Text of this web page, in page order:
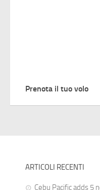
Prenota il tuo volo
ARTICOLI RECENTI
Cebu Pacific adds 5